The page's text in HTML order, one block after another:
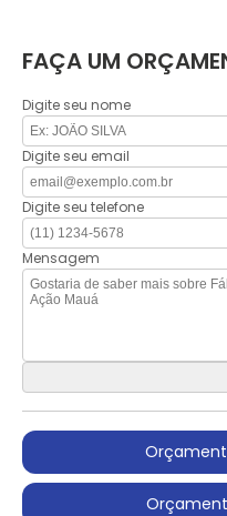
FAÇA UM
Digite seu nome
Digite seu email
Digite seu telefone
Mensagem